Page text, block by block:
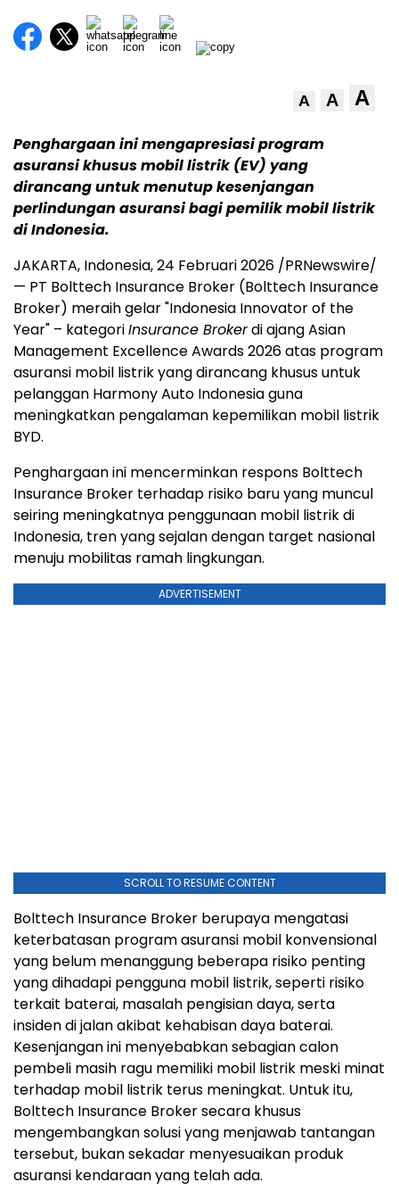
A A A
Penghargaan ini mengapresiasi program
asuransi khusus mobil listrik (EV) yang
dirancang untuk menutup kesenjangan
perlindungan asuransi bagi pemilik mobil listrik
di Indonesia.
JAKARTA, Indonesia, 24 Februari 2026 /PRNewswire/
— PT Bolttech Insurance Broker (Bolttech Insurance
Broker) meraih gelar "Indonesia Innovator of the
Year" – kategoriInsurance Brokerdi ajang Asian
Management Excellence Awards 2026 atas program
asuransi mobil listrik yang dirancang khusus untuk
pelanggan Harmony Auto Indonesia guna
meningkatkan pengalaman kepemilikan mobil listrik
BYD.
Penghargaan ini mencerminkan respons Bolttech
Insurance Broker terhadap risiko baru yang muncul
seiring meningkatnya penggunaan mobil listrik di
Indonesia, tren yang sejalan dengan target nasional
menuju mobilitas ramah lingkungan.
ADVERTISEMENT
SCROLL TO RESUME CONTENT
Bolttech Insurance Broker berupaya mengatasi
keterbatasan program asuransi mobil konvensional
yang belum menanggung beberapa risiko penting
yang dihadapi pengguna mobil listrik, seperti risiko
terkait baterai, masalah pengisian daya, serta
insiden di jalan akibat kehabisan daya baterai.
Kesenjangan ini menyebabkan sebagian calon
pembeli masih ragu memiliki mobil listrik meski minat
terhadap mobil listrik terus meningkat. Untuk itu,
Bolttech Insurance Broker secara khusus
mengembangkan solusi yang menjawab tantangan
tersebut, bukan sekadar menyesuaikan produk
asuransi kendaraan yang telah ada.